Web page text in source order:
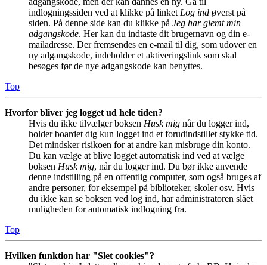
indlogningssiden ved at klikke på linket Log ind øverst på
siden. På denne side kan du klikke på Jeg har glemt min
adgangskode. Her kan du indtaste dit brugernavn og din e-
mailadresse. Der fremsendes en e-mail til dig, som udover en
ny adgangskode, indeholder et aktiveringslink som skal
besøges før de nye adgangskode kan benyttes.
Top
Hvorfor bliver jeg logget ud hele tiden?
Hvis du ikke tilvælger boksen Husk mig når du logger ind,
holder boardet dig kun logget ind et forudindstillet stykke tid.
Det mindsker risikoen for at andre kan misbruge din konto.
Du kan vælge at blive logget automatisk ind ved at vælge
boksen Husk mig, når du logger ind. Du bør ikke anvende
denne indstilling på en offentlig computer, som også bruges af
andre personer, for eksempel på biblioteker, skoler osv. Hvis
du ikke kan se boksen ved log ind, har administratoren slået
muligheden for automatisk indlogning fra.
Top
Hvilken funktion har "Slet cookies"?